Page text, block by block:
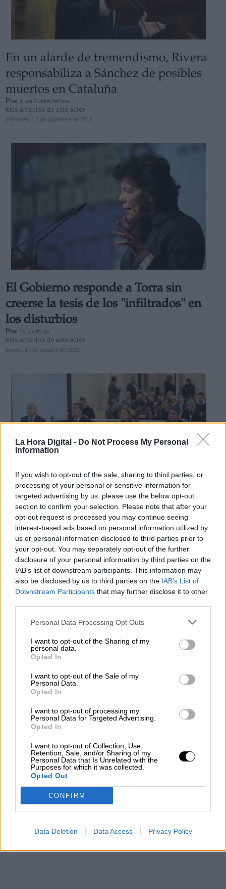
La Hora Digital - Do Not Process My Personal
Information
If you wish to opt-out of the sale, sharing to third parties, or
processing of your personal or sensitive information for
targeted advertising by us, please use the below opt-out
section to confirm your selection. Please note that after your
opt-out request is processed you may continue seeing
interest-based ads based on personal information utilized by
us or personal information disclosed to third parties prior to
your opt-out. You may separately opt-out of the further
disclosure of your personal information by third parties on the
IAB’s list of downstream participants. This information may
also be disclosed by us to third parties on the IAB’s List of
Downstream Participants that may further disclose it to other
Personal Data Processing Opt Outs
I want to opt-out of the Sharing of my
personal data.
Opted In
I want to opt-out of the Sale of my
Personal Data.
Opted In
I want to opt-out of processing my
Personal Data for Targeted Advertising.
Opted In
I want to opt-out of Collection, Use,
Retention, Sale, and/or Sharing of my
Personal Data that Is Unrelated with the
Purposes for which it was collected.
Opted Out
CONFIRM
Data Deletion Data Access Privacy Policy
En un alarde de tremendismo, Rivera
responsabiliza a Sánchez de posibles
muertos en Cataluña
Por Juan Andrés Segura
Más artículos de este autor
miércoles, 12 de diciembre de 2018
El Gobierno responde a Torra sin
creerse la tesis de los "infiltrados" en
los disturbios
Por Paula Rojas
Más artículos de este autor
jueves, 17 de octubre de 2019
Josep Lluis Trapero y el resto de acusados que han sido absueltos
La Audiencia absuelve al mayor de los
Mossos Josep Lluis Trapero por su
gestión durante los sucesos del
‘procés’
PorLa Hora Digital
miércoles, 21 de octubre de 2020
El Supremo deniega la salida de
prisión de los presos del procés y
considera ‘prematuro’ el tercer grado
Más artículos de este autor
link
Información adicional
link